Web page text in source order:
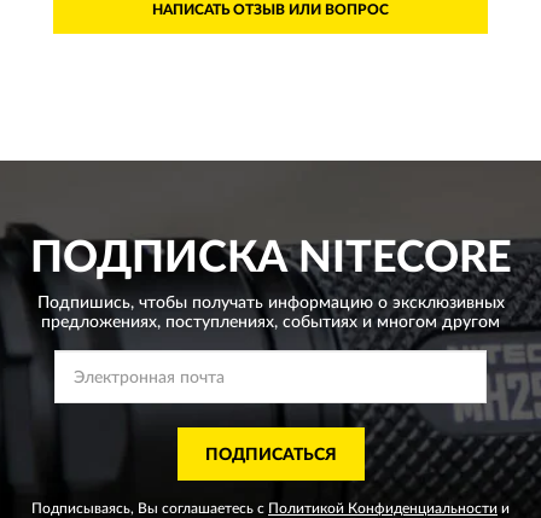
НАПИСАТЬ ОТЗЫВ ИЛИ ВОПРОС
ПОДПИСКАNITECORE
Подпишись, чтобы получать информацию о эксклюзивных
предложениях, поступлениях, событиях и многом другом
ПОДПИСАТЬСЯ
Подписываясь, Вы соглашаетесь с Политикой Конфиденциальности и